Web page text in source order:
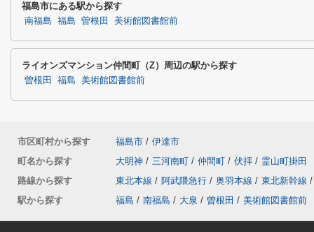
福島市にある駅から探す
南福島 福島 曽根田 美術館図書館前
ライオンズマンション仲間町（Z）周辺の駅から探す
曽根田 福島 美術館図書館前
市区町村から探す 福島市 / 伊達市
町名から探す
大明神 / 三河南町 / 仲間町 / 伏拝 / 霊山町掛田
路線から探す
東北本線 / 阿武隈急行 / 奥羽本線 / 東北新幹線 /
駅から探す
福島 / 南福島 / 大泉 / 曽根田 / 美術館図書館前